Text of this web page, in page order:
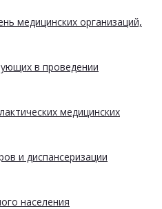
медицинских организаций,
в проведении
медицинских
и диспансеризации
населения